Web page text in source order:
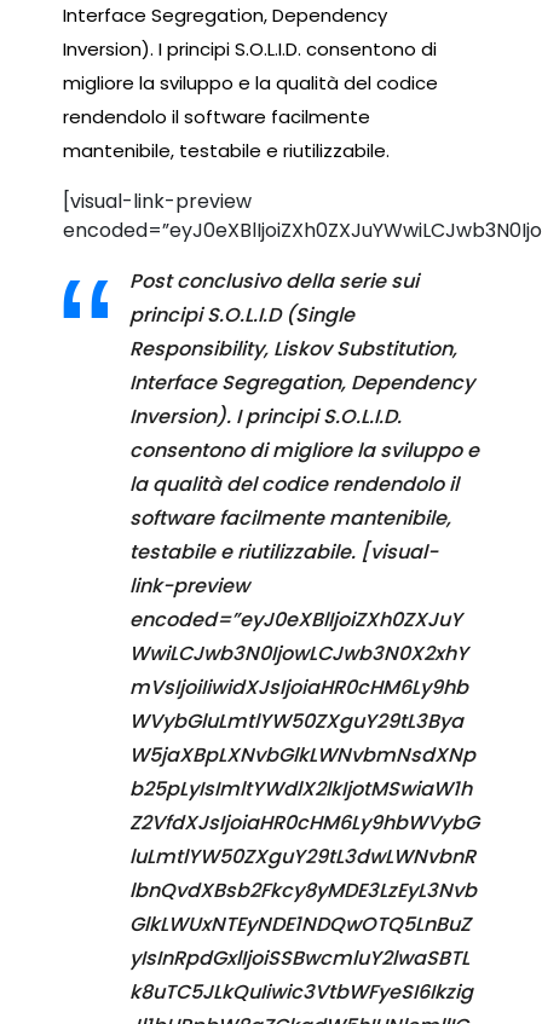
Interface Segregation, Dependency
Inversion). I principi S.O.L.I.D. consentono di
migliore la sviluppo e la qualità del codice
rendendolo il software facilmente
mantenibile, testabile e riutilizzabile.
[visual-link-preview
Post conclusivo della serie sui
principi S.O.L.I.D (Single
Responsibility, Liskov Substitution,
Interface Segregation, Dependency
Inversion). I principi S.O.L.I.D.
consentono di migliore la sviluppo e
la qualità del codice rendendolo il
software facilmente mantenibile,
testabile e riutilizzabile. [visual-
link-preview
encoded=”eyJ0eXBlIjoiZXh0ZXJuY
WwiLCJwb3N0IjowLCJwb3N0X2xhY
mVsIjoiIiwidXJsIjoiaHR0cHM6Ly9hb
WVybGluLmtlYW50ZXguY29tL3Bya
W5jaXBpLXNvbGlkLWNvbmNsdXNp
b25pLyIsImltYWdlX2lkIjotMSwiaW1h
Z2VfdXJsIjoiaHR0cHM6Ly9hbWVybG
luLmtlYW50ZXguY29tL3dwLWNvbnR
lbnQvdXBsb2Fkcy8yMDE3LzEyL3Nvb
GlkLWUxNTEyNDE1NDQwOTQ5LnBuZ
yIsInRpdGxlIjoiSSBwcmluY2lwaSBTL
k8uTC5JLkQuIiwic3VtbWFyeSI6Ikzig